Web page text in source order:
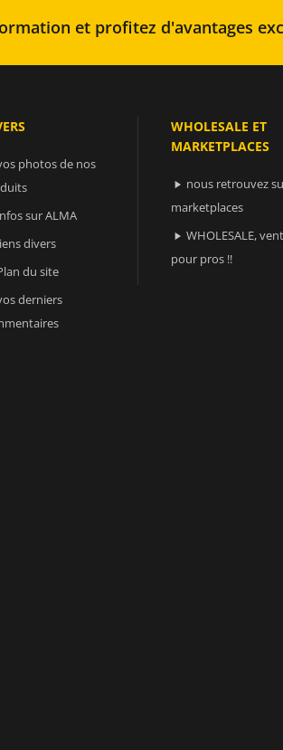
et profitez d'avantages
photos de nos
sur ALMA
divers
du site
derniers
WHOLESALE ET
MARKETPLACES
 nous retrouvez
marketplaces
 WHOLESALE,
pour pros !!